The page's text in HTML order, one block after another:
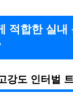
적합한 실내
강도 인터벌